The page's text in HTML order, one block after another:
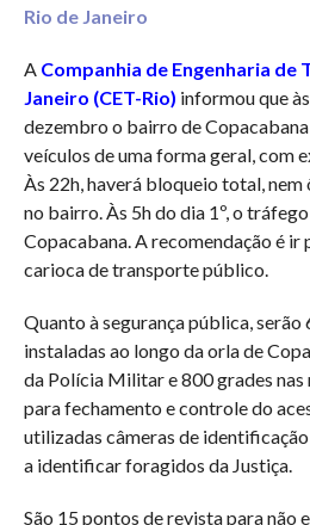
Rio de Janeiro
A Companhia de Engenharia de
Janeiro (CET-Rio) informou que
dezembro o bairro de
veículos de uma forma geral, com
Às 22h, haverá bloqueio total,
no bairro. Às 5h do dia 1º, o
Copacabana. A recomendação é ir
carioca de transporte público.
Quanto à segurança pública, serão
instaladas ao longo da orla de
da Polícia Militar e 800 grades nas
para fechamento e controle do
utilizadas câmeras de
a identificar foragidos da Justiça.
São 15 pontos de revista para não